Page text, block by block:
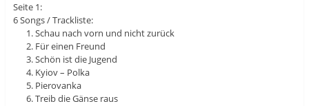
Seite 1:
6 Songs / Trackliste:
Schau nach vorn und nicht zurück
Für einen Freund
Schön ist die Jugend
Kyiov – Polka
Pierovanka
Treib die Gänse raus